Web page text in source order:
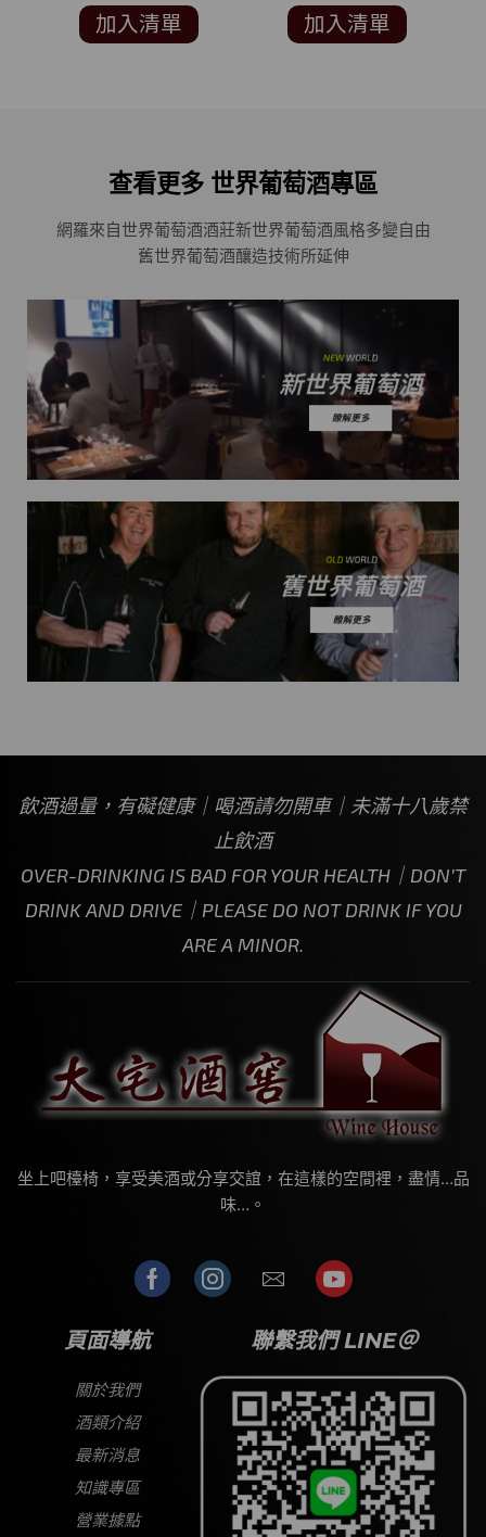
JAMES HALLIDAY 97
分 )
加入清單
酒評論家 ROBERT
PARKER 90分)
加入清單
查看更多 世界葡萄酒專區
網羅來自世界葡萄酒酒莊新世界葡萄酒風格多變自由
舊世界葡萄酒釀造技術所延伸
飲酒過量，有礙健康｜喝酒請勿開車｜未滿十八歲禁
止飲酒
OVER-DRINKING IS BAD FOR YOUR HEALTH｜DON’T
DRINK AND DRIVE｜PLEASE DO NOT DRINK IF YOU
ARE A MINOR.
坐上吧檯椅，享受美酒或分享交誼，在這樣的空間裡，盡情…品
味…。
頁面導航
關於我們
酒類介紹
最新消息
知識專區
營業據點
聯繫我們 LINE＠